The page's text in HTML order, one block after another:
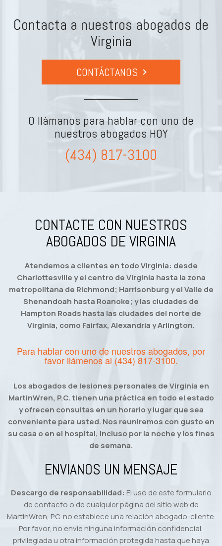
Contacta a nuestros abogados de
Virginia
CONTÁCTANOS
O llámanos para hablar con uno de
nuestros abogados HOY
(434) 817-3100
CONTACTE CON NUESTROS
ABOGADOS DE VIRGINIA
Atendemos a clientes en todo Virginia: desde
Charlottesville y el centro de Virginia hasta la zona
metropolitana de Richmond; Harrisonburg y el Valle de
Shenandoah hasta Roanoke; y las ciudades de
Hampton Roads hasta las ciudades del norte de
Virginia, como Fairfax, Alexandria y Arlington.
Para hablar con uno de nuestros abogados, por
favor llámenos al (434) 817-3100.
Los abogados de lesiones personales de Virginia en
MartinWren, P.C. tienen una práctica en todo el estado
y ofrecen consultas en un horario y lugar que sea
conveniente para usted. Nos reuniremos con gusto en
su casa o en el hospital, incluso por la noche y los fines
de semana.
ENVIANOS UN MENSAJE
Descargo de responsabilidad: El uso de este formulario
de contacto o de cualquier página del sitio web de
MartinWren, P.C. no establece una relación abogado-cliente.
Por favor, no envíe ninguna información confidencial,
privilegiada u otra información protegida hasta que haya